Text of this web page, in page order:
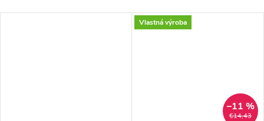
Vlastná výroba
€14,43
–11 %